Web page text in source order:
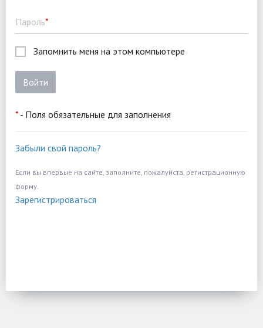
Пароль*
Запомнить меня на этом компьютере
* - Поля обязательные для заполнения
Забыли свой пароль?
Если вы впервые на сайте, заполните, пожалуйста, регистрационную
форму.
Зарегистрироваться